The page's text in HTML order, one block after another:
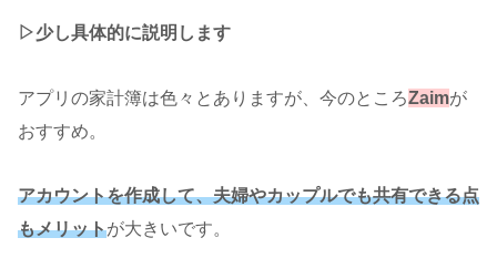
▷少し具体的に説明します
アプリの家計簿は色々とありますが、今のところZaimが
おすすめ。
アカウントを作成して、夫婦やカップルでも共有できる点
もメリットが大きいです。